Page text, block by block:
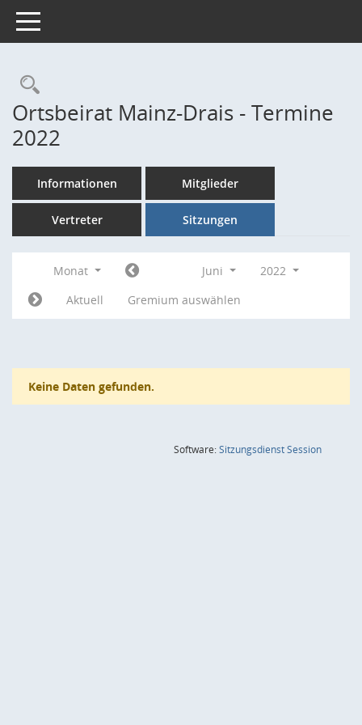
Toggle navigation
Rechercheauswahl
Ortsbeirat Mainz-Drais - Termine
2022
Informationen Mitglieder
Vertreter Sitzungen
Monat Juni
2022
Aktuell
Gremium auswählen
Keine Daten gefunden.
Software:SitzungsdienstSession(Wird in